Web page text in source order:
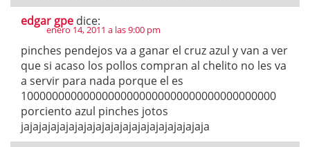
edgar gpe dice:
enero 14, 2011 a las 9:00 pm
pinches pendejos va a ganar el cruz azul y van a ver
que si acaso los pollos compran al chelito no les va
a servir para nada porque el es
10000000000000000000000000000000000000000
porciento azul pinches jotos
jajajajajajajajajajajajajajajajajajajajaja